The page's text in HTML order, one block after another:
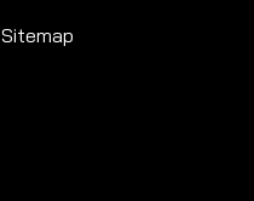
Sitemap